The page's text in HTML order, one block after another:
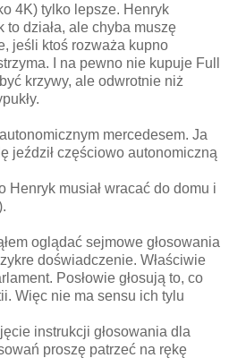
4K) tylko lepsze. Henryk
to działa, ale chyba muszę
jeśli ktoś rozważa kupno
I na pewno nie kupuje Full
krzywy, ale odwrotnie niż
mercedesem. Ja
jeździł częściowo autonomiczną
Henryk musiał wracać do domu i
oglądać sejmowe głosowania
doświadczenie. Właściwie
Posłowie głosują to, co
Więc nie ma sensu ich tylu
instrukcji głosowania dla
proszę patrzeć na rękę